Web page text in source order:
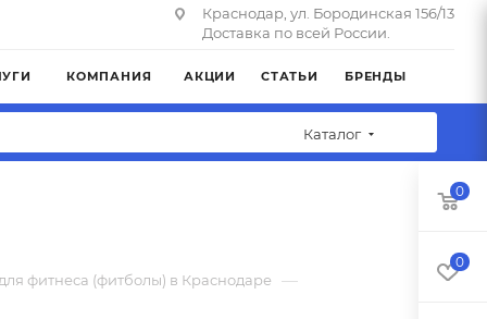
Краснодар, ул. Бородинская 156/13
Доставка по всей России.
КОМПАНИЯ АКЦИИ СТАТЬИ БРЕНДЫ
Каталог
фитнеса (фитболы) в Краснодаре —
0
0